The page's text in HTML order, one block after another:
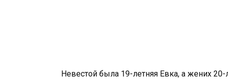
Невестой была 19-летняя Евка, а жених